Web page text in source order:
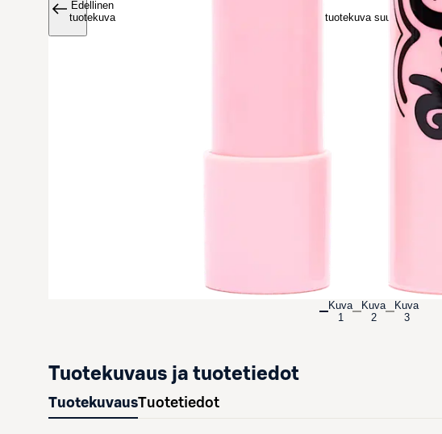
Avaa tuotekuva suurennettuna
Edellinen
tuotekuva
Kuva
1
Kuva
2
Kuva
3
Tuotekuvaus ja tuotetiedot
TuotekuvausTuotetiedot